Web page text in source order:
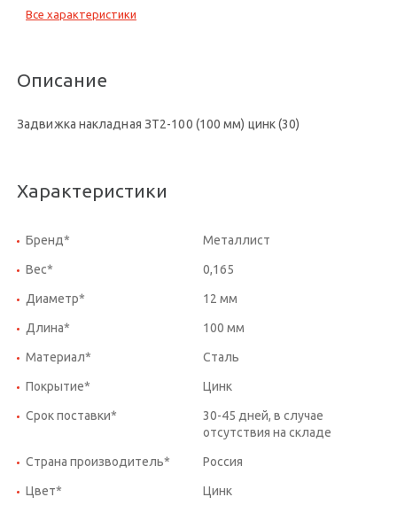
Все характеристики
Описание
Задвижка накладная ЗТ2-100 (100 мм) цинк (30)
Характеристики
Бренд* Металлист
Вес* 0,165
Диаметр* 12 мм
Длина* 100 мм
Материал* Сталь
Покрытие* Цинк
Срок поставки*
30-45 дней, в случае
отсутствия на складе
Страна производитель* Россия
Цвет* Цинк